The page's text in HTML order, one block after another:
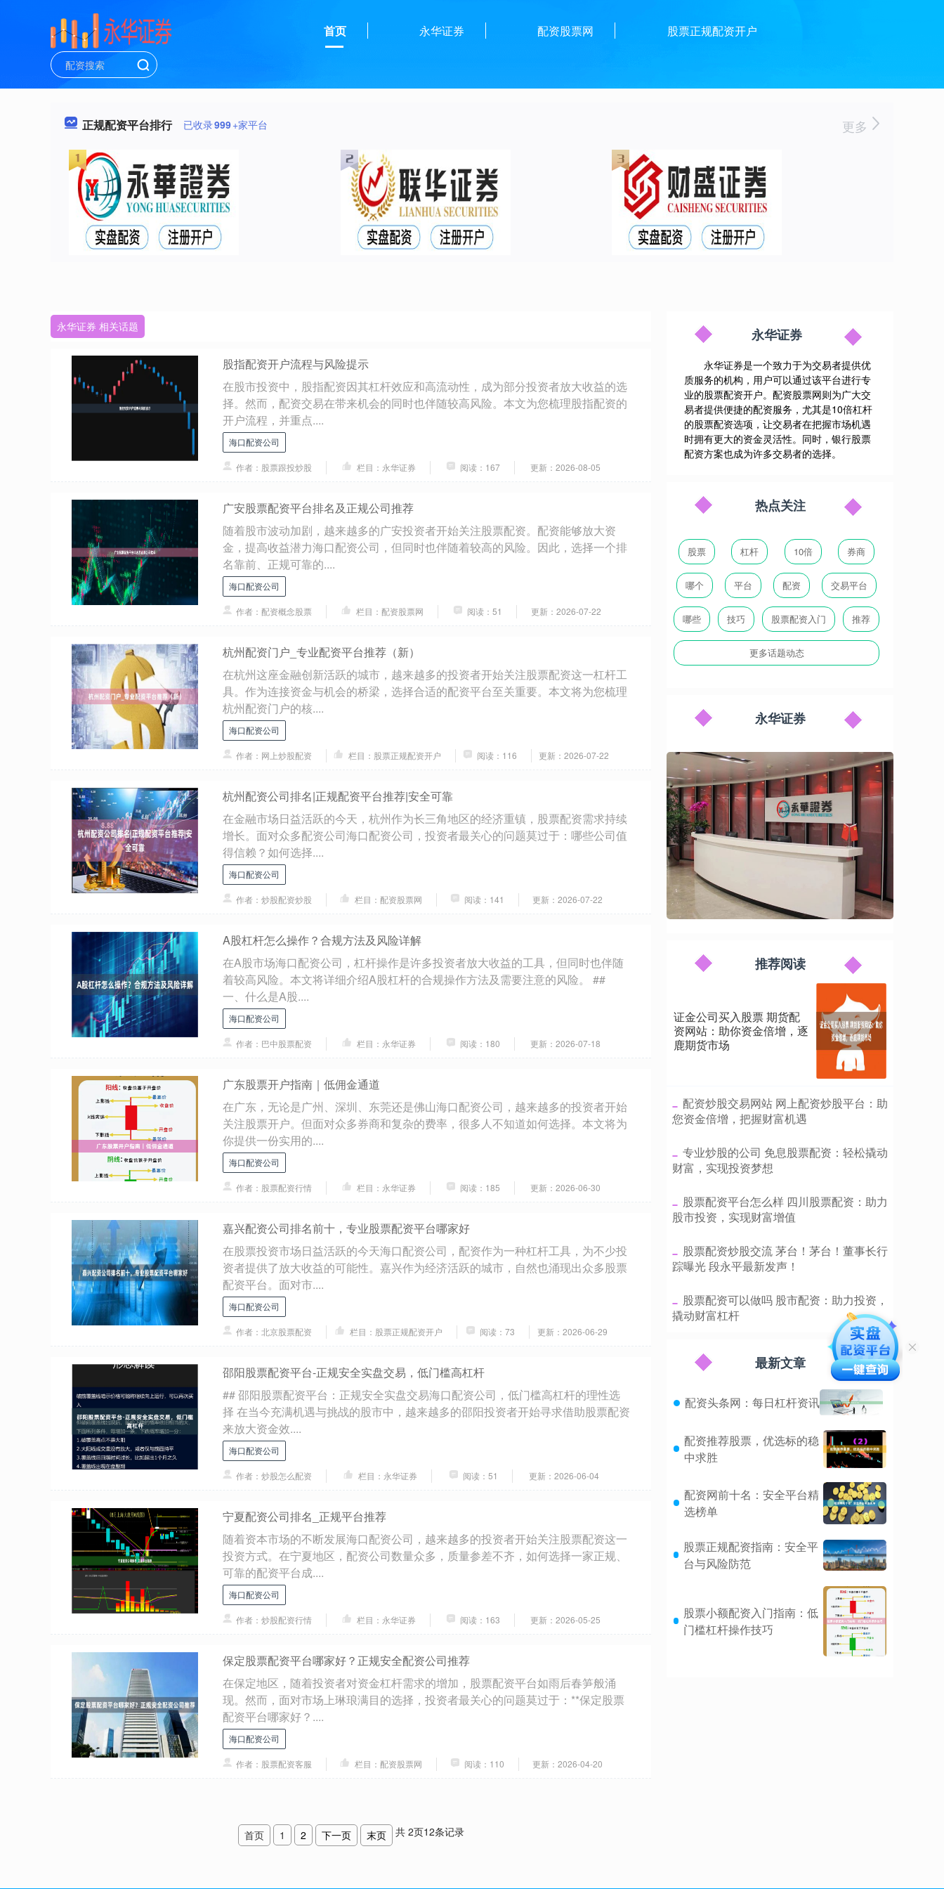
首页 永华证券 配资股票网 股票正规配资开户
正规配资平台排行 已收录999+家平台 更多
永华证券 相关话题
股指配资开户流程与风险提示
在股市投资中，股指配资因其杠杆效应和高流动性，成为部分投资者放大收益的选
择。然而，配资交易在带来机会的同时也伴随较高风险。本文为您梳理股指配资的
开户流程，并重点....
海口配资公司
作者：股票跟投炒股 栏目：永华证券 阅读：167 更新：2026-08-05
广安股票配资平台排名及正规公司推荐
随着股市波动加剧，越来越多的广安投资者开始关注股票配资。配资能够放大资
金，提高收益潜力海口配资公司，但同时也伴随着较高的风险。因此，选择一个排
名靠前、正规可靠的....
海口配资公司
作者：配资概念股票 栏目：配资股票网 阅读：51 更新：2026-07-22
杭州配资门户_专业配资平台推荐（新）
在杭州这座金融创新活跃的城市，越来越多的投资者开始关注股票配资这一杠杆工
具。作为连接资金与机会的桥梁，选择合适的配资平台至关重要。本文将为您梳理
杭州配资门户的核....
海口配资公司
作者：网上炒股配资 栏目：股票正规配资开户 阅读：116 更新：2026-07-22
杭州配资公司排名|正规配资平台推荐|安全可靠
在金融市场日益活跃的今天，杭州作为长三角地区的经济重镇，股票配资需求持续
增长。面对众多配资公司海口配资公司，投资者最关心的问题莫过于：哪些公司值
得信赖？如何选择....
海口配资公司
作者：炒股配资炒股 栏目：配资股票网 阅读：141 更新：2026-07-22
A股杠杆怎么操作？合规方法及风险详解
在A股市场海口配资公司，杠杆操作是许多投资者放大收益的工具，但同时也伴随
着较高风险。本文将详细介绍A股杠杆的合规操作方法及需要注意的风险。 ##
一、什么是A股....
海口配资公司
作者：巴中股票配资 栏目：永华证券 阅读：180 更新：2026-07-18
广东股票开户指南｜低佣金通道
在广东，无论是广州、深圳、东莞还是佛山海口配资公司，越来越多的投资者开始
关注股票开户。但面对众多券商和复杂的费率，很多人不知道如何选择。本文将为
你提供一份实用的....
海口配资公司
作者：股票配资行情 栏目：永华证券 阅读：185 更新：2026-06-30
嘉兴配资公司排名前十，专业股票配资平台哪家好
在股票投资市场日益活跃的今天海口配资公司，配资作为一种杠杆工具，为不少投
资者提供了放大收益的可能性。嘉兴作为经济活跃的城市，自然也涌现出众多股票
配资平台。面对市....
海口配资公司
作者：北京股票配资 栏目：股票正规配资开户 阅读：73 更新：2026-06-29
邵阳股票配资平台-正规安全实盘交易，低门槛高杠杆
## 邵阳股票配资平台：正规安全实盘交易海口配资公司，低门槛高杠杆的理性选
择 在当今充满机遇与挑战的股市中，越来越多的邵阳投资者开始寻求借助股票配资
来放大资金效....
海口配资公司
作者：炒股怎么配资 栏目：永华证券 阅读：51 更新：2026-06-04
宁夏配资公司排名_正规平台推荐
随着资本市场的不断发展海口配资公司，越来越多的投资者开始关注股票配资这一
投资方式。在宁夏地区，配资公司数量众多，质量参差不齐，如何选择一家正规、
可靠的配资平台成....
海口配资公司
作者：炒股配资行情 栏目：永华证券 阅读：163 更新：2026-05-25
保定股票配资平台哪家好？正规安全配资公司推荐
在保定地区，随着投资者对资金杠杆需求的增加，股票配资平台如雨后春笋般涌
现。然而，面对市场上琳琅满目的选择，投资者最关心的问题莫过于：**保定股票
配资平台哪家好？....
海口配资公司
作者：股票配资客服 栏目：配资股票网 阅读：110 更新：2026-04-20
首页 1 2 下一页 末页 共 2页12条记录
永华证券
永华证券是一个致力于为交易者提供优
质服务的机构，用户可以通过该平台进行专
业的股票配资开户。配资股票网则为广大交
易者提供便捷的配资服务，尤其是10倍杠杆
的股票配资选项，让交易者在把握市场机遇
时拥有更大的资金灵活性。同时，银行股票
配资方案也成为许多交易者的选择。
热点关注
股票 杠杆 10倍 券商
哪个 平台 配资 交易平台
哪些 技巧 股票配资入门 推荐
更多话题动态
永华证券
推荐阅读
证金公司买入股票 期货配
资网站：助你资金倍增，逐
鹿期货市场
​配资炒股交易网站 网上配资炒股平台：助
您资金倍增，把握财富机遇
​专业炒股的公司 免息股票配资：轻松撬动
财富，实现投资梦想
​股票配资平台怎么样 四川股票配资：助力
股市投资，实现财富增值
​股票配资炒股交流 茅台！茅台！董事长行
踪曝光 段永平最新发声！
​股票配资可以做吗 股市配资：助力投资，
撬动财富杠杆
最新文章
配资头条网：每日杠杆资讯
配资推荐股票，优选标的稳
中求胜
配资网前十名：安全平台精
选榜单
股票正规配资指南：安全平
台与风险防范
股票小额配资入门指南：低
门槛杠杆操作技巧